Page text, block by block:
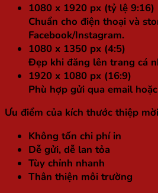
1080 x 1920 px (tỷ lệ 9:16)
Chuẩn cho điện thoại và
Facebook/Instagram.
1080 x 1350 px (4:5)
Đẹp khi đăng lên trang cá
1920 x 1080 px (16:9)
Phù hợp gửi qua email
Ưu điểm của kích thước thiệp
Không tốn chi phí in
Dễ gửi, dễ lan tỏa
Tùy chỉnh nhanh
Thân thiện môi trường